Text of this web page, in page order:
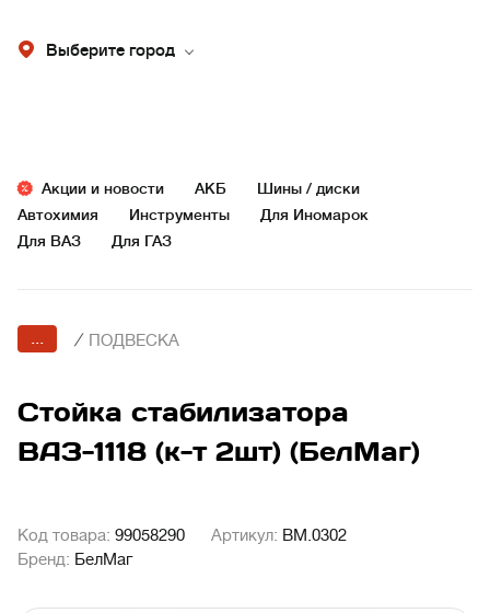
Выберите город
Акции и новости АКБ
Шины / диски
Автохимия
Инструменты
Для Иномарок
Для ВАЗ
Для ГАЗ
... / ПОДВЕСКА
Стойка стабилизатора
ВАЗ-1118 (к-т 2шт) (БелМаг)
Код товара: 99058290 Артикул: BM.0302
Бренд: БелМаг